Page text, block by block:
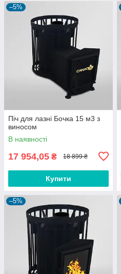
–5%
Піч для лазні Бочка 15 м3 з
виносом
В наявності
17 954,05 ₴ 18 899 ₴
Купити
–5%